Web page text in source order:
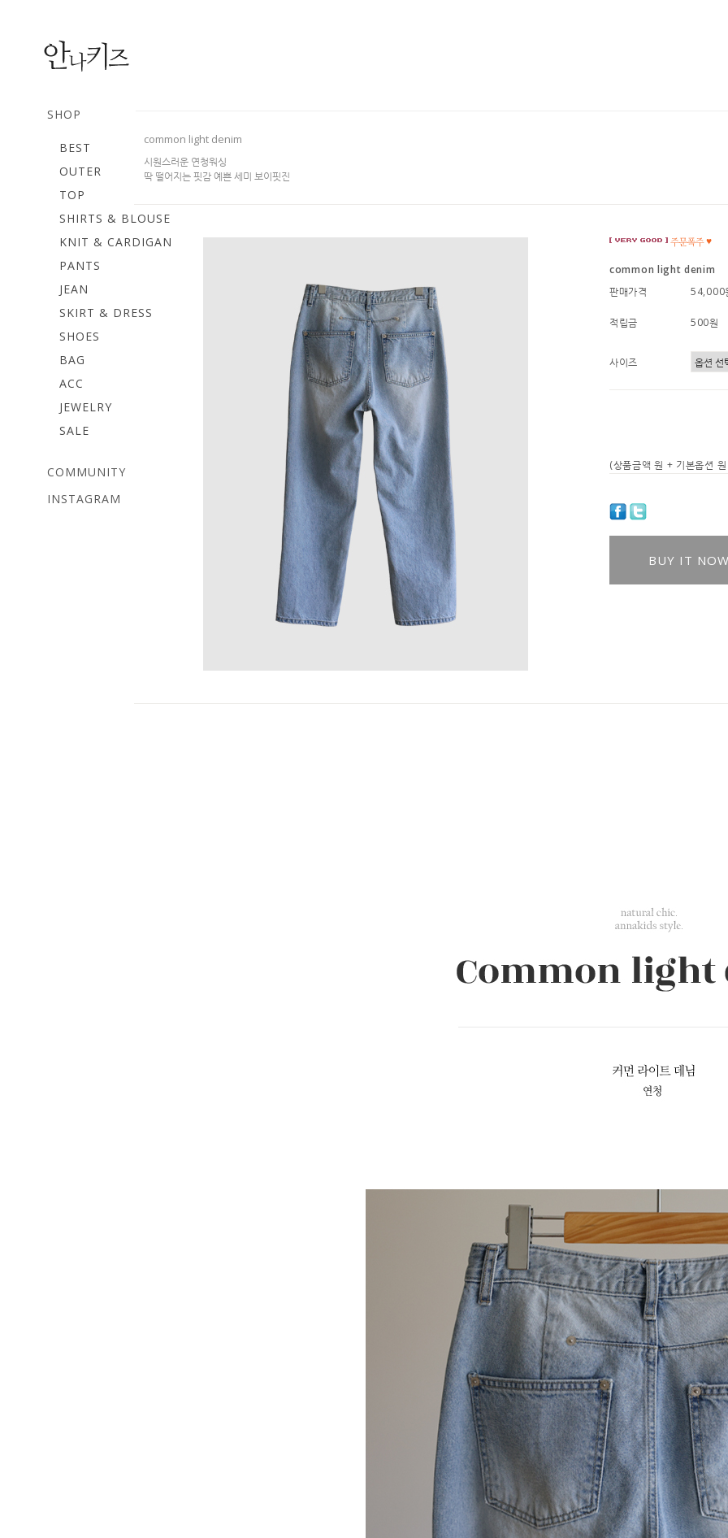
SHOP
BEST
OUTER
TOP
SHIRTS & BLOUSE
KNIT & CARDIGAN
PANTS
JEAN
SKIRT & DRESS
SHOES
BAG
ACC
JEWELRY
SALE
COMMUNITY
INSTAGRAM
common light denim
시원스러운 연청워싱
딱 떨어지는 핏감 예쁜 세미 보이핏진
common light denim
판매가격
54,000
적립금 500원
사이즈
(상품금액원 + 기본옵션
BUY IT